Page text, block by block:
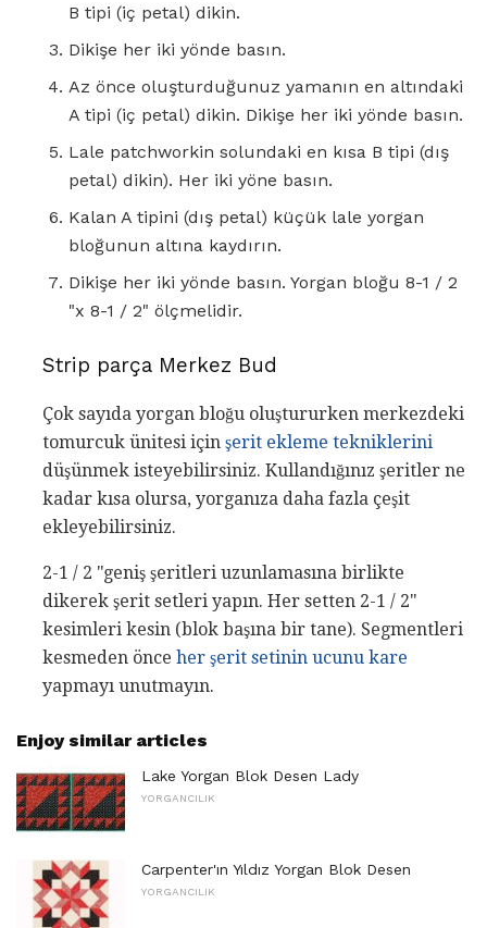
B tipi (iç petal) dikin.
Dikişe her iki yönde basın.
Az önce oluşturduğunuz yamanın en altındaki
A tipi (iç petal) dikin. Dikişe her iki yönde basın.
Lale patchworkin solundaki en kısa B tipi (dış
petal) dikin). Her iki yöne basın.
Kalan A tipini (dış petal) küçük lale yorgan
bloğunun altına kaydırın.
Dikişe her iki yönde basın. Yorgan bloğu 8-1 / 2
"x 8-1 / 2" ölçmelidir.
Strip parça Merkez Bud
Çok sayıda yorgan bloğu oluştururken merkezdeki
tomurcuk ünitesi için şerit ekleme tekniklerini
düşünmek isteyebilirsiniz. Kullandığınız şeritler ne
kadar kısa olursa, yorganıza daha fazla çeşit
ekleyebilirsiniz.
2-1 / 2 "geniş şeritleri uzunlamasına birlikte
dikerek şerit setleri yapın. Her setten 2-1 / 2"
kesimleri kesin (blok başına bir tane). Segmentleri
kesmeden önce her şerit setinin ucunu kare
yapmayı unutmayın.
Enjoy similar articles
Lake Yorgan Blok Desen Lady
YORGANCILIK
Carpenter'ın Yıldız Yorgan Blok Desen
YORGANCILIK